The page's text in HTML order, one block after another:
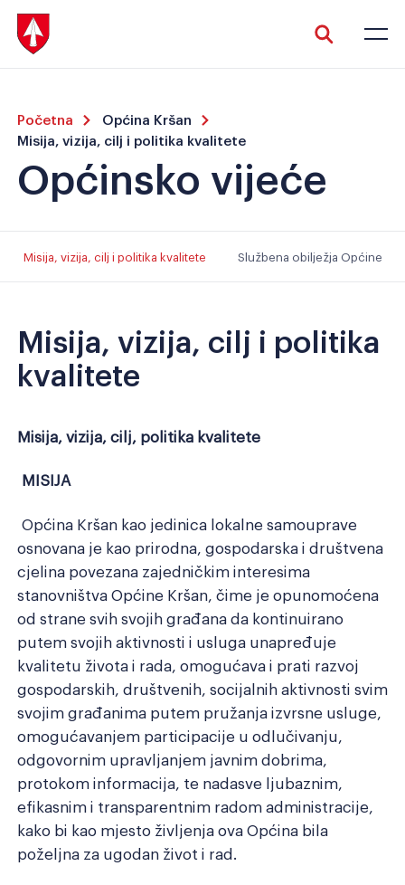
Početna
Općina Kršan
Misija, vizija, cilj i politika kvalitete
Općinsko vijeće
Misija, vizija, cilj i politika kvalitete Službena obilježja Općine
Misija, vizija, cilj i politika
kvalitete
Misija, vizija, cilj, politika kvalitete
MISIJA
Općina Kršan kao jedinica lokalne samouprave
osnovana je kao prirodna, gospodarska i društvena
cjelina povezana zajedničkim interesima
stanovništva Općine Kršan, čime je opunomoćena
od strane svih svojih građana da kontinuirano
putem svojih aktivnosti i usluga unapređuje
kvalitetu života i rada, omogućava i prati razvoj
gospodarskih, društvenih, socijalnih aktivnosti svim
svojim građanima putem pružanja izvrsne usluge,
omogućavanjem participacije u odlučivanju,
odgovornim upravljanjem javnim dobrima,
protokom informacija, te nadasve ljubaznim,
efikasnim i transparentnim radom administracije,
kako bi kao mjesto življenja ova Općina bila
poželjna za ugodan život i rad.